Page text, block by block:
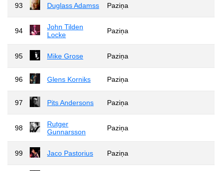
93 Duglass Adamss Paziņa
94
John Tilden
Locke
Paziņa
95 Mike Grose Paziņa
96 Glens Korniks Paziņa
97 Pits Andersons Paziņa
98
Rutger
Gunnarsson
Paziņa
99 Jaco Pastorius Paziņa